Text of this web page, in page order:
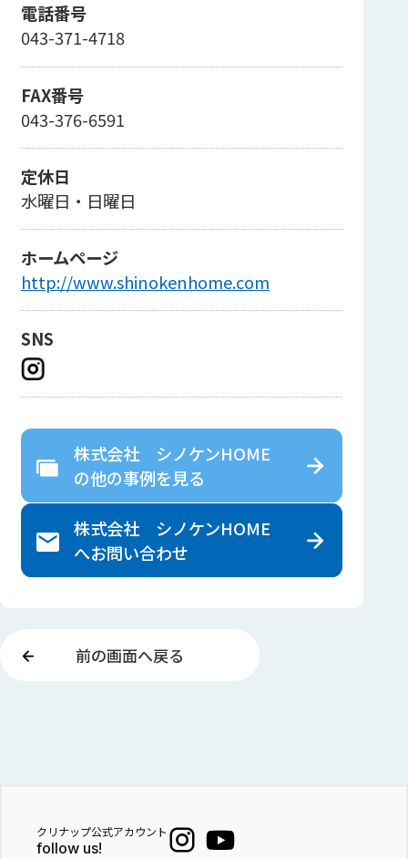
電話番号
043-371-4718
FAX番号
043-376-6591
定休日
水曜日・日曜日
ホームページ
http://www.shinokenhome.com
SNS
株式会社 シノケンHOME
の他の事例を見る
株式会社 シノケンHOME
へお問い合わせ
前の画面へ戻る
クリナップ公式アカウント
follow us!